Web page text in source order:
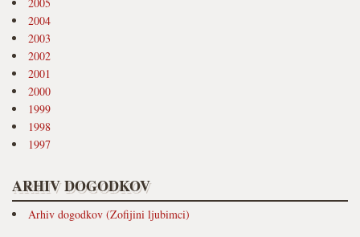
2004
2003
2002
2001
2000
1999
1998
1997
ARHIV DOGODKOV
Arhiv dogodkov (Zofijini ljubimci)